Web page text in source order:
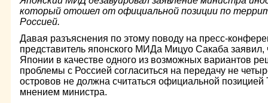
который отошел от официальной позиции по
Россией.
Давая разъяснения по этому поводу на пресс-
представитель японского МИДа Мицуо Сакаба заявил,
Японии в качестве одного из возможных вариантов
проблемы с Россией согласиться на передачу не
островов не должна считаться официальной
мнением министра.